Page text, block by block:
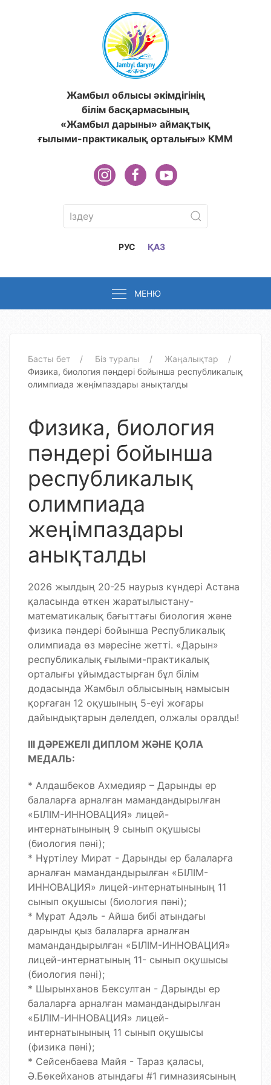
Жамбыл облысы әкімдігінің
білім басқармасының
«Жамбыл дарыны» аймақтық
ғылыми-практикалық орталығы» КММ
РУС ҚАЗ
МЕНЮ
Басты бет Біз туралы
Жаңалықтар
Физика, биология пәндері бойынша республикалық
олимпиада жеңімпаздары анықталды
Физика, биология
пәндері бойынша
республикалық
олимпиада
жеңімпаздары
анықталды
2026 жылдың 20-25 наурыз күндері Астана
қаласында өткен жаратылыстану-
математикалық бағыттағы биология және
физика пәндері бойынша Республикалық
олимпиада өз мәресіне жетті. «Дарын»
республикалық ғылыми-практикалық
орталығы ұйымдастырған бұл білім
додасында Жамбыл облысының намысын
қорғаған 12 оқушының 5-еуі жоғары
дайындықтарын дәлелдеп, олжалы оралды!
ІІІ ДӘРЕЖЕЛІ ДИПЛОМ ЖӘНЕ ҚОЛА
МЕДАЛЬ:
* Алдашбеков Ахмедияр – Дарынды ер
балаларға арналған мамандандырылған
«БІЛІМ-ИННОВАЦИЯ» лицей-
интернатынының 9 сынып оқушысы
(биология пәні);
* Нұртілеу Мират - Дарынды ер балаларға
арналған мамандандырылған «БІЛІМ-
ИННОВАЦИЯ» лицей-интернатынының 11
сынып оқушысы (биология пәні);
* Мұрат Адэль - Айша бибі атындағы
дарынды қыз балаларға арналған
мамандандырылған «БІЛІМ-ИННОВАЦИЯ»
лицей-интернатының 11- сынып оқушысы
(биология пәні);
* Шырынханов Бексултан - Дарынды ер
балаларға арналған мамандандырылған
«БІЛІМ-ИННОВАЦИЯ» лицей-
интернатынының 11 сынып оқушысы
(физика пәні);
* Сейсенбаева Майя - Тараз қаласы,
Ә.Бөкейханов атындағы #1 гимназиясының